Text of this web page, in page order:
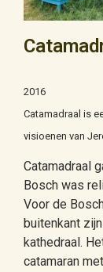
2016
Catamadraal is
visioenen van
Catamadraal
Bosch was
Voor de
buitenkant
kathedraal.
catamaran